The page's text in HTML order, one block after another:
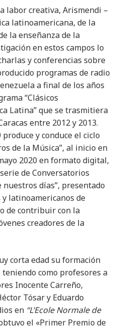
labor creativa, Arismendi –
latinoamericana, de la
la enseñanza de la
en estos campos lo
y conferencias sobre
programas de radio
a final de los años
“Clásicos
Latina” que se trasmitiera
entre 2012 y 2013.
y conduce el ciclo
de la Música”, al inicio en
2020 en formato digital,
de Conversatorios
nuestros días”, presentado
latinoamericanos de
de contribuir con la
creadores de la
corta edad su formación
como profesores a
Inocente Carreño,
Tósar y Eduardo
en “L’Ecole Normale de
el «Primer Premio de